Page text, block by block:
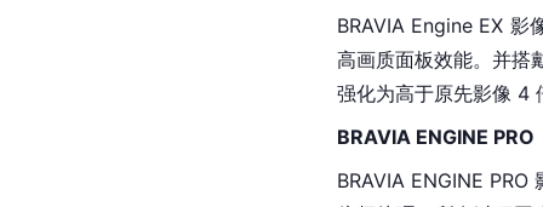
BRAVIA Engine EX
高画质面板效能。并搭
强化为高于原先影像 4
BRAVIA ENGINE PRO
BRAVIA ENGINE PRO